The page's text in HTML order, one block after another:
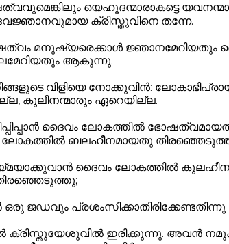
യെഹൂദന്മാരാകട്ടെ
ക്രിസ്തുവിനെ തന്നേ.
മനുഷ്യരെക്കാൾ ജ്ഞാനമേറിയതും
ആകുന്നു.
വിളിയെ നോക്കുവിൻ:
കുലീനന്മാരും ഏറെയില്ല.
ദൈവം ലോകത്തിൽ
ലോകത്തിൽ ബലഹീനമായതു
ദൈവം ലോകത്തിൽ
ജഡവും പ്രശംസിക്കാതിരിക്കേണ്ടതിന്നു
ക്രിസ്തുയേശുവിൽ ഇരിക്കുന്നു. അവൻ